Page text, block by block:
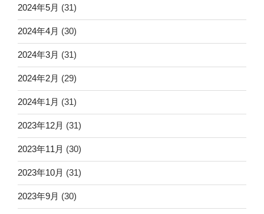
2024年5月 (31)
2024年4月 (30)
2024年3月 (31)
2024年2月 (29)
2024年1月 (31)
2023年12月 (31)
2023年11月 (30)
2023年10月 (31)
2023年9月 (30)